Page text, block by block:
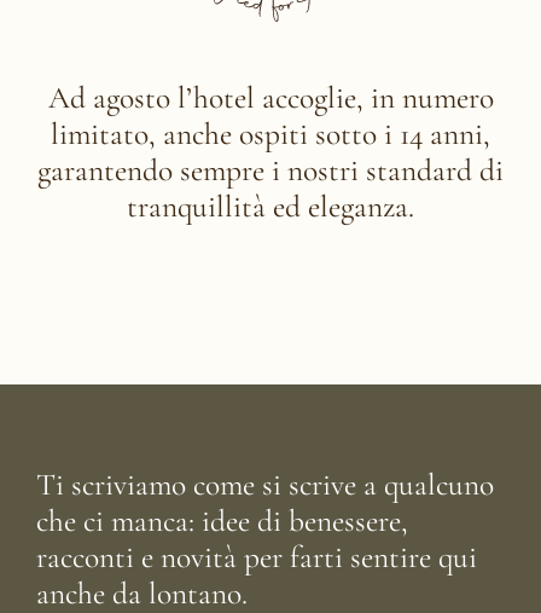
Ad agosto l’hotel accoglie, in numero
limitato, anche ospiti sotto i 14 anni,
garantendo sempre i nostri standard di
tranquillità ed eleganza.
Ti scriviamo come si scrive a qualcuno
che ci manca: idee di benessere,
racconti e novità per farti sentire qui
anche da lontano.